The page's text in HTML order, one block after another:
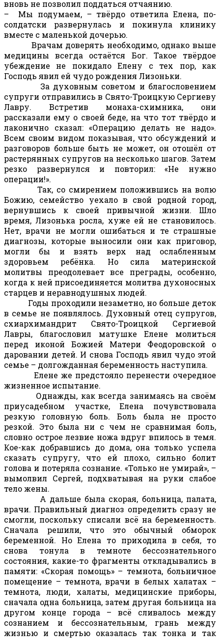
вновь не позволил поддаться отчаянию.
– Мы подумаем, – твёрдо ответила Елена, по-
солдатски развернулась и покинула клинику
вместе с маленькой дочерью.
Врачам доверять необходимо, однако выше
медицины всегда остаётся Бог. Такое твёрдое
убеждение не покидало Елену с тех пор, как
Господь явил ей чудо рождения Лизоньки.
За духовным советом и благословением
супруги отправились в Свято-Троицкую Сергиеву
Лавру. Встретив монаха-схимника, они
рассказали ему о своей беде, на что тот твёрдо и
лаконично сказал: «Операцию делать не надо».
Всем своим видом показывая, что обсуждений и
разговоров больше быть не может, он отошёл от
растерянных супругов на несколько шагов. Затем
резко развернулся и повторил: «Не нужно
операции!».
Так, со смирением положившись на волю
Божию, семейство уехало в свой родной город,
вернувшись к своей привычной жизни. Шло
время, Лизонька росла, хуже ей не становилось.
Нет, врачи не могли ошибаться и те страшные
диагнозы, которые выносили они как приговор,
могли бы и взять верх над ослабленным
здоровьем ребёнка. Но сила материнской
молитвы преодолевает все преграды, особенно,
когда к ней присоединяется молитва духоносных
старцев и неравнодушных людей.
Годы проходили незаметно, но больше деток
в семье не появлялось. Духовный отец супругов,
схиархимандрит Свято-Троицкой Сергиевой
Лавры, благословил матушке Елене молиться
перед иконой Божией Матери Феодоровской о
даровании детей. И снова Господь явил чудо этой
семье – долгожданная беременность наступила.
Елене же предстояло перенести очередное
жизненное испытание.
Однажды, как всегда занимаясь на своём
приусадебном участке, Елена почувствовала
резкую головную боль. Боль была не просто
резкой. Это была ни с чем не сравнимая боль,
словно острое лезвие ножа вдруг впилось в темя.
Кое-как добравшись до дома, она только успела
сказать супругу, что ей плохо, сильно болит
голова и потеряла сознание. «Только не умирай», –
вымолвил Сергей, подхватывая на руки слабое
тело жены.
А дальше была скорая, больница, палата,
врачи. Правильный диагноз определить сразу не
смогли, поскольку списали всё на беременность.
Сначала решили, что это обычный обморок
беременной. Но Елена то приходила в себя, то
снова тонула в темноте бессознательного
состояния, какие-то фрагменты откладывались в
памяти: «Скорая помощь» – темнота, больничное
помещение – темнота, врачи в белых халатах –
темнота, люди, халаты, медицинские приборы,
сначала одна больница, затем другая больница на
другом конце города – всё сливалось между
сознанием и бессознательным, грань между
жизнью и смертью оказалась так тонка и так